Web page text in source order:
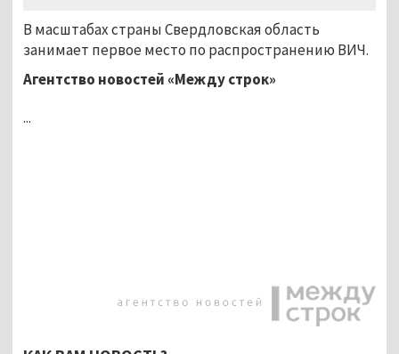
В масштабах страны Свердловская область
занимает первое место по распространению ВИЧ.
Агентство новостей «Между строк»
...